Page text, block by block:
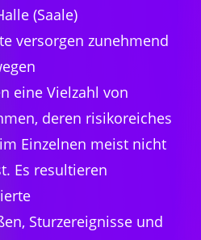
(Saale)
versorgen zunehmend
eine Vielzahl von
deren risikoreiches
Einzelnen meist nicht
Es resultieren
Sturzereignisse und